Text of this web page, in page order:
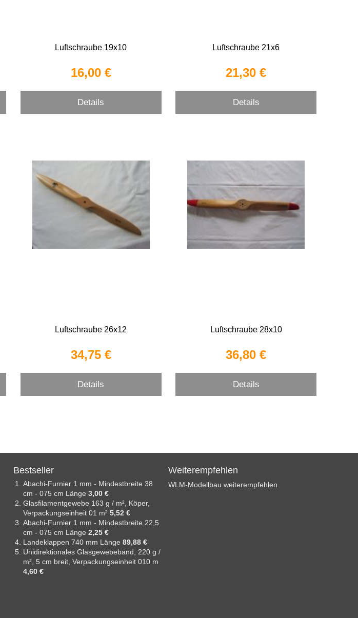
Luftschraube 19x10
16,00 €
Details
Luftschraube 21x6
21,30 €
Details
Luftschraube 26x12
34,75 €
Details
Luftschraube 28x10
36,80 €
Details
Bestseller
Abachi-Furnier 1 mm - Mindestbreite 38
cm - 075 cm Länge 3,00 €
Glasfilamentgewebe 163 g / m², Köper,
Verpackungseinheit 01 m² 5,52 €
Abachi-Furnier 1 mm - Mindestbreite 22,5
cm - 075 cm Länge 2,25 €
Landeklappen 740 mm Länge 89,88 €
Unidirektionales Glasgewebeband, 220 g /
m², 5 cm breit, Verpackungseinheit 010 m
4,60 €
Weiterempfehlen
WLM-Modellbau weiterempfehlen